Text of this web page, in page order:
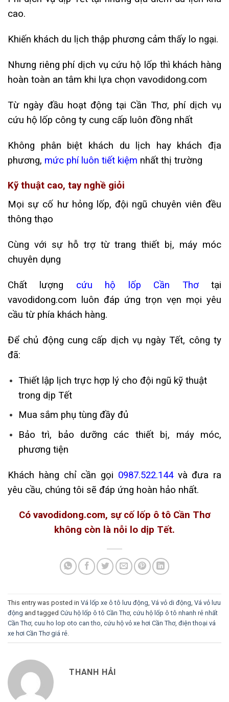
cao.
Khiến khách du lịch thập phương cảm thấy lo ngại.
Nhưng riêng phí dịch vụ cứu hộ lốp thì khách hàng
hoàn toàn an tâm khi lựa chọn vavodidong.com
Từ ngày đầu hoạt động tại Cần Thơ, phí dịch vụ
cứu hộ lốp công ty cung cấp luôn đồng nhất
Không phân biệt khách du lịch hay khách địa
phương, mức phí luôn tiết kiệm nhất thị trường
Kỹ thuật cao, tay nghề giỏi
Mọi sự cố hư hỏng lốp, đội ngũ chuyên viên đều
thông thạo
Cùng với sự hỗ trợ từ trang thiết bị, máy móc
chuyên dụng
Chất lượng cứu hộ lốp Cần Thơtại
vavodidong.com luôn đáp ứng trọn vẹn mọi yêu
cầu từ phía khách hàng.
Để chủ động cung cấp dịch vụ ngày Tết, công ty
đã:
Thiết lập lịch trực hợp lý cho đội ngũ kỹ thuật
trong dịp Tết
Mua sắm phụ tùng đầy đủ
Bảo trì, bảo dưỡng các thiết bị, máy móc,
phương tiện
Khách hàng chỉ cần gọi 0987.522.144 và đưa ra
yêu cầu, chúng tôi sẽ đáp ứng hoàn hảo nhất.
Có vavodidong.com, sự cố lốp ô tô Cần Thơ
không còn là nỗi lo dịp Tết.
This entry was posted in Vá lốp xe ô tô lưu động Vá vỏ di động Vá vỏ lưu
động and tagged Cứu hộ lốp ô tô Cần Thơ, cứu hộ lốp ô tô nhanh rẻ nhất
Cần Thơ, cuu ho lop oto can tho cứu hộ vỏ xe hơi Cần Thơ, điện thoại vá
xe hơi Cần Thơ giá rẻ
THANH HẢI